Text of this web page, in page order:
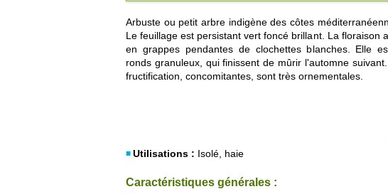
Arbuste ou petit arbre indigène des côtes
Le feuillage est persistant vert foncé brillant. La floraison
en grappes pendantes de clochettes blanches. Elle
ronds granuleux, qui finissent de mûrir l'automne
fructification, concomitantes, sont très ornementales.
Utilisations : Isolé, haie
Caractéristiques générales :